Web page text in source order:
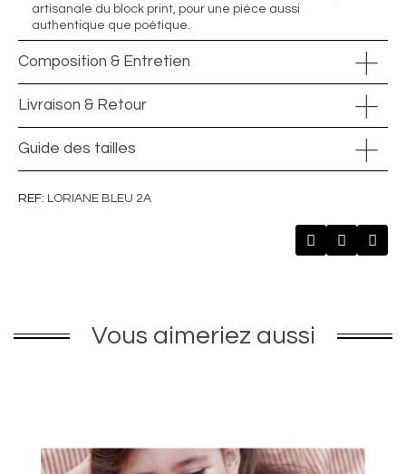
artisanale du block print, pour une pièce aussi
authentique que poétique.
Composition & Entretien
Livraison & Retour
Guide des tailles
REF LORIANE BLEU 2A
Vous aimeriez aussi